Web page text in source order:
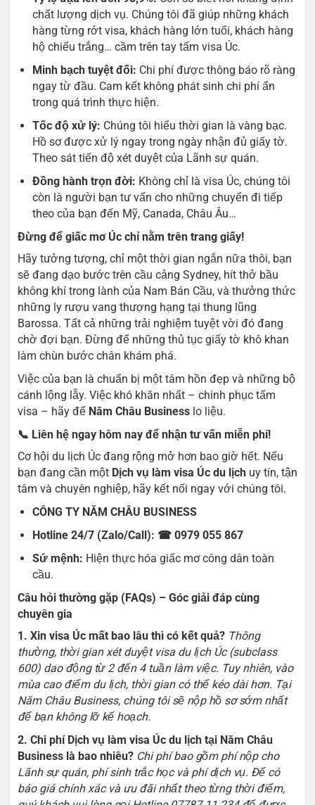
chất lượng dịch vụ. Chúng tôi đã giúp những khách
hàng từng rớt visa, khách hàng lớn tuổi, khách hàng
hộ chiếu trắng… cầm trên tay tấm visa Úc.
Minh bạch tuyệt đối: Chi phí được thông báo rõ ràng
ngay từ đầu. Cam kết không phát sinh chi phí ẩn
trong quá trình thực hiện.
Tốc độ xử lý: Chúng tôi hiểu thời gian là vàng bạc.
Hồ sơ được xử lý ngay trong ngày nhận đủ giấy tờ.
Theo sát tiến độ xét duyệt của Lãnh sự quán.
Đồng hành trọn đời: Không chỉ là visa Úc, chúng tôi
còn là người bạn tư vấn cho những chuyến đi tiếp
theo của bạn đến Mỹ, Canada, Châu Âu…
Đừng để giấc mơ Úc chỉ nằm trên trang giấy!
Hãy tưởng tượng, chỉ một thời gian ngắn nữa thôi, bạn
sẽ đang dạo bước trên cầu cảng Sydney, hít thở bầu
không khí trong lành của Nam Bán Cầu, và thưởng thức
những ly rượu vang thượng hạng tại thung lũng
Barossa. Tất cả những trải nghiệm tuyệt vời đó đang
chờ đợi bạn. Đừng để những thủ tục giấy tờ khô khan
làm chùn bước chân khám phá.
Việc của bạn là chuẩn bị một tâm hồn đẹp và những bộ
cánh lộng lẫy. Việc khó khăn nhất – chinh phục tấm
visa – hãy để Năm Châu Business lo liệu.
📞 Liên hệ ngay hôm nay để nhận tư vấn miễn phí!
Cơ hội du lịch Úc đang rộng mở hơn bao giờ hết. Nếu
bạn đang cần một Dịch vụ làm visa Úc du lịch uy tín, tận
tâm và chuyên nghiệp, hãy kết nối ngay với chúng tôi.
CÔNG TY NĂM CHÂU BUSINESS
Hotline 24/7 (Zalo/Call): ☎ 0979 055 867
Sứ mệnh: Hiện thực hóa giấc mơ công dân toàn
cầu.
Câu hỏi thường gặp (FAQs) – Góc giải đáp cùng
chuyên gia
1. Xin visa Úc mất bao lâu thì có kết quả? Thông
thường, thời gian xét duyệt visa du lịch Úc (subclass
600) dao động từ 2 đến 4 tuần làm việc. Tuy nhiên, vào
mùa cao điểm du lịch, thời gian có thể kéo dài hơn. Tại
Năm Châu Business, chúng tôi sẽ nộp hồ sơ sớm nhất
để bạn không lỡ kế hoạch.
2. Chi phí Dịch vụ làm visa Úc du lịch tại Năm Châu
Business là bao nhiêu? Chi phí bao gồm phí nộp cho
Lãnh sự quán, phí sinh trắc học và phí dịch vụ. Để có
báo giá chính xác và ưu đãi nhất theo từng thời điểm,